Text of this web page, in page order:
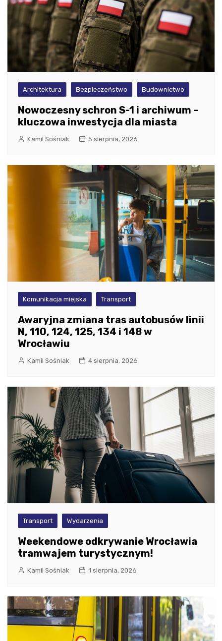
Architektura Bezpieczeństwo Budownictwo
Nowoczesny schron S-1 i archiwum –
kluczowa inwestycja dla miasta
Kamil Sośniak 5 sierpnia, 2026
Komunikacja miejska Transport
Awaryjna zmiana tras autobusów linii
N, 110, 124, 125, 134 i 148 w
Wrocławiu
Kamil Sośniak 4 sierpnia, 2026
Transport Wydarzenia
Weekendowe odkrywanie Wrocławia
tramwajem turystycznym!
Kamil Sośniak 1 sierpnia, 2026